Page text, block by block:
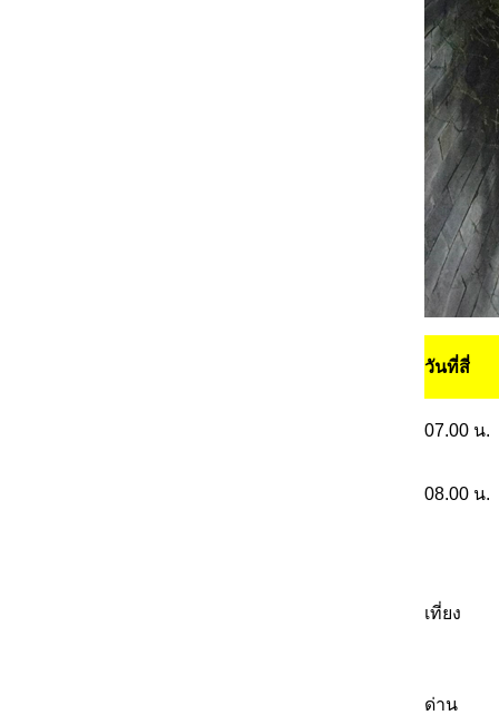
วันที่สี่
07.00 น.
08.00 น.
เที่ยง
ด่าน